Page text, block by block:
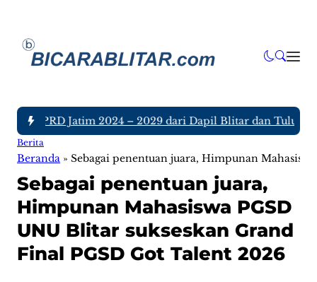
DPRD Jatim 2024 – 2029 dari Dapil Blitar dan
Berita
Beranda » Sebagai penentuan juara, Himpunan
Sebagai penentuan juara,
Himpunan Mahasiswa PGSD
UNU Blitar sukseskan Grand
Final PGSD Got Talent 2026